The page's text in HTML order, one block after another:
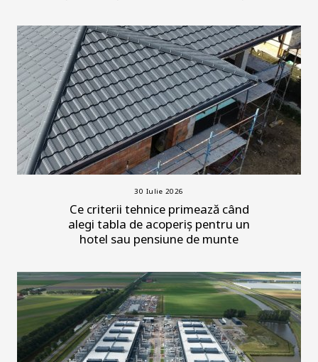
30 Iulie 2026
Ce criterii tehnice primează când
alegi tabla de acoperiș pentru un
hotel sau pensiune de munte